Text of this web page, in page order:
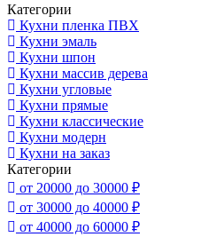
Категории
Кухни пленка ПВХ
Кухни эмаль
Кухни шпон
Кухни массив дерева
Кухни угловые
Кухни прямые
Кухни классические
Кухни модерн
Кухни на заказ
Категории
от 20000 до 30000 ₽
от 30000 до 40000 ₽
от 40000 до 60000 ₽